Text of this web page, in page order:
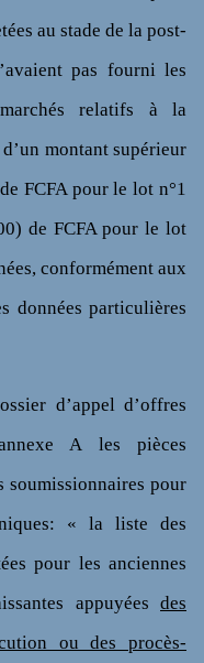
au stade de la post-
pas fourni les
relatifs à la
montant supérieur
FCFA pour le lot n°1
de FCFA pour le lot
conformément aux
données particulières
d’appel d’offres
A les pièces
soumissionnaires pour
« la liste des
pour les anciennes
appuyées des
ou des procès-